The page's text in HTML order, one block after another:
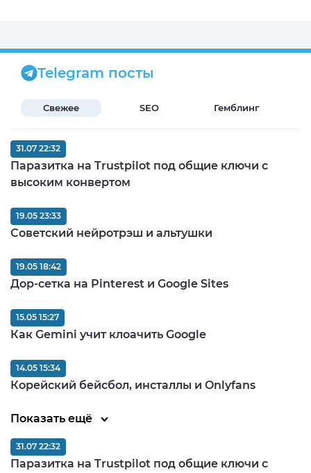
Telegram посты
Свежее SEO Гемблинг
Паразитка на Trustpilot под общие ключи с
высоким конвертом
31.07 22:32
Советский нейротрэш и альтушки
19.05 23:33
Дор-сетка на Pinterest и Google Sites
19.05 18:42
Как Gemini учит клоачить Google
15.05 15:27
Корейский бейсбол, инсталлы и Onlyfans
14.05 15:34
Показать ещё
Паразитка на Trustpilot под общие ключи с
31.07 22:32